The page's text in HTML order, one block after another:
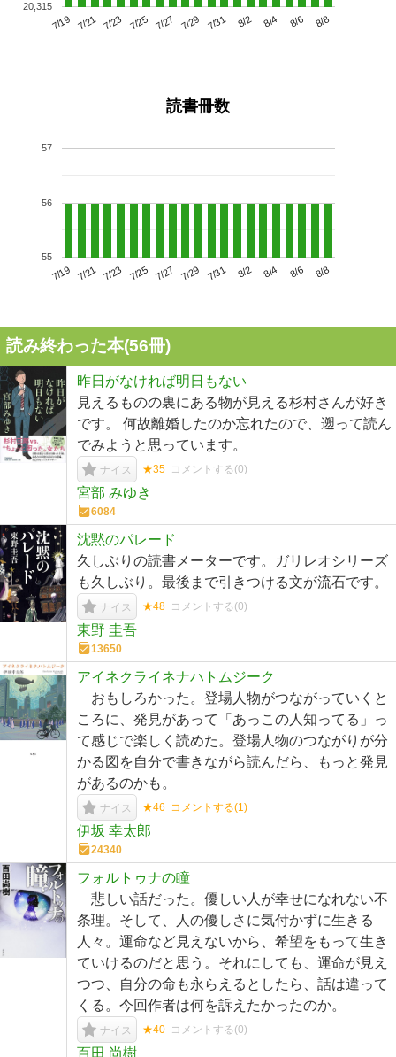
7/19 7/21 7/23 7/25 7/27 7/29 7/31 8/2 8/4 8/6 8/8
20,315
読書冊数
7/19 7/21 7/23 7/25 7/27 7/29 7/31 8/2 8/4 8/6 8/8
55
56
57
読み終わった本(56冊)
昨日がなければ明日もない
見えるものの裏にある物が見える杉村さんが好き
です。 何故離婚したのか忘れたので、遡って読ん
でみようと思っています。
ナイス ★35 コメントする(0)
宮部 みゆき
6084
沈黙のパレード
久しぶりの読書メーターです。ガリレオシリーズ
も久しぶり。最後まで引きつける文が流石です。
ナイス ★48 コメントする(0)
東野 圭吾
13650
アイネクライネナハトムジーク
おもしろかった。登場人物がつながっていくと
ころに、発見があって「あっこの人知ってる」っ
て感じで楽しく読めた。登場人物のつながりが分
かる図を自分で書きながら読んだら、もっと発見
があるのかも。
ナイス ★46 コメントする(1)
伊坂 幸太郎
24340
フォルトゥナの瞳
悲しい話だった。優しい人が幸せになれない不
条理。そして、人の優しさに気付かずに生きる
人々。運命など見えないから、希望をもって生き
ていけるのだと思う。それにしても、運命が見え
つつ、自分の命も永らえるとしたら、話は違って
くる。今回作者は何を訴えたかったのか。
ナイス ★40 コメントする(0)
百田 尚樹